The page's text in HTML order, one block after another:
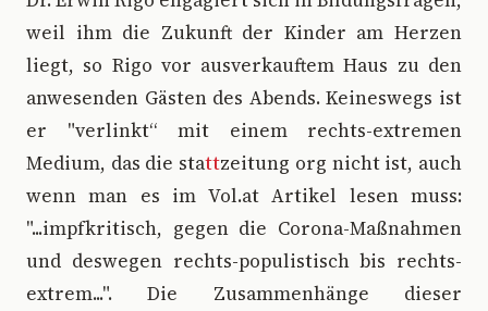
weil ihm die Zukunft der Kinder am Herzen
liegt, so Rigo vor ausverkauftem Haus zu den
anwesenden Gästen des Abends. Keineswegs ist
er "verlinkt“ mit einem rechts-extremen
Medium, das die stattzeitung org nicht ist, auch
wenn man es im Vol.at Artikel lesen muss:
"...impfkritisch, gegen die Corona-Maßnahmen
und deswegen rechts-populistisch bis rechts-
extrem...". Die Zusammenhänge dieser